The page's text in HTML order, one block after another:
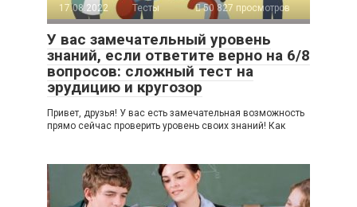
17.08.2022 Тесты 50 827 просмотров
У вас замечательный уровень
знаний, если ответите верно на 6/8
вопросов: сложный тест на
эрудицию и кругозор
Привет, друзья! У вас есть замечательная возможность
прямо сейчас проверить уровень своих знаний! Как